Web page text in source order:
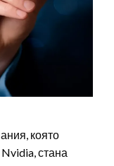
която
стана